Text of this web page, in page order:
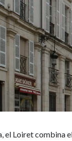
el Loiret combina